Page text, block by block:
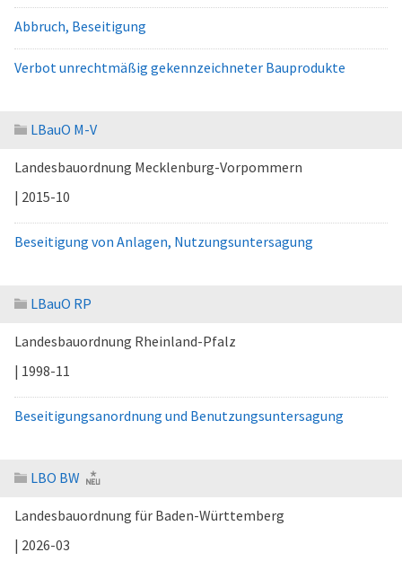
Abbruch, Beseitigung
Verbot unrechtmäßig gekennzeichneter Bauprodukte
LBauO M-V
Landesbauordnung Mecklenburg-Vorpommern
| 2015-10
Beseitigung von Anlagen, Nutzungsuntersagung
LBauO RP
Landesbauordnung Rheinland-Pfalz
| 1998-11
Beseitigungsanordnung und Benutzungsuntersagung
LBO BW
Landesbauordnung für Baden-Württemberg
| 2026-03